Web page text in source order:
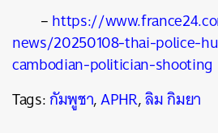
–https://
news/20250108-thai-police-
cambodian-politician-shooting
Tags:กัมพูชา,APHR,ลิม กิมยา